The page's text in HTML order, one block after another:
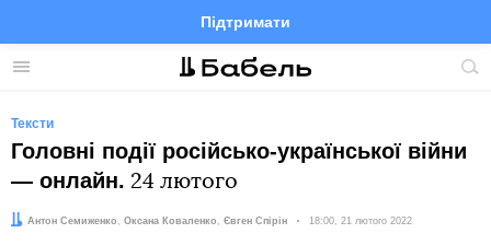
Меню
Підтримати
FacebookTelegramTwitter
Тексти
Головні події російсько-української війни
— онлайн. 24 лютого
Автори:
Антон Семиженко , Оксана Коваленко
Редактор: Євген Спірін Дата:
18:00, 21 лютого 2022